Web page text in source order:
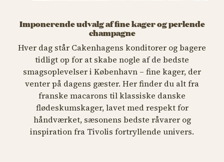
Imponerende udvalg af fine kager og perlende
champagne
Hver dag står Cakenhagens konditorer og bagere
tidligt op for at skabe nogle af de bedste
smagsoplevelser i København – fine kager, der
venter på dagens gæster. Her finder du alt fra
franske macarons til klassiske danske
flødeskumskager, lavet med respekt for
håndværket, sæsonens bedste råvarer og
inspiration fra Tivolis fortryllende univers.